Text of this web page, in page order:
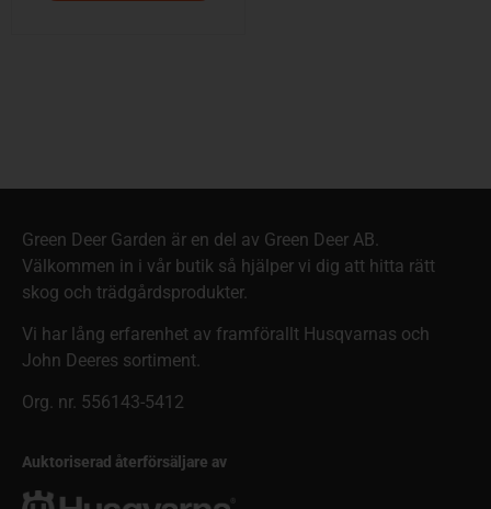
Green Deer Garden är en del av Green Deer AB.
Välkommen in i vår butik så hjälper vi dig att hitta rätt
skog och trädgårdsprodukter.
Vi har lång erfarenhet av framförallt Husqvarnas och
John Deeres sortiment.
Org. nr. 556143-5412
Auktoriserad återförsäljare av